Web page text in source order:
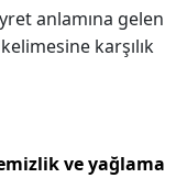
anlamına gelen
karşılık
ve yağlama